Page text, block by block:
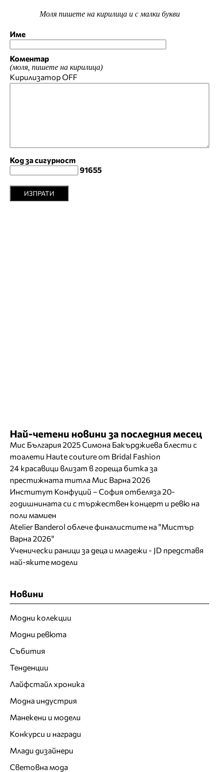
Моля пишете на кирилица и с малки букви
Име
Коментар
(моля, пишете на кирилица)
КирилизаторOFF
Код за сигурност
91655
ИЗПРАТИ
Най-четени новини за последния месец
Мис България 2025 Симона Бакърджиева блести с
тоалети Haute couture от Bridal Fashion
24 красавици влизат в гореща битка за
престижната титла Мис Варна 2026
Институт Конфуций – София отбеляза 20-
годишнината си с тържествен концерт и ревю на
поли мамиен
Atelier Banderol облече финалистите на "Мистър
Варна 2026"
Ученически раници за деца и младежи - JD представя
най-яките модели
Новини
Модни колекции
Модни ревюта
Събития
Тенденции
Лайфстайл хроника
Модна индустрия
Манекени и модели
Конкурси и награди
Млади дизайнери
Световна мода